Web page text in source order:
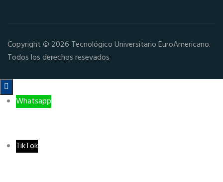
Copyright © 2026 Tecnológico Universitario EuroAmericano.
Todos los derechos resevados

Whatsapp
TikTok